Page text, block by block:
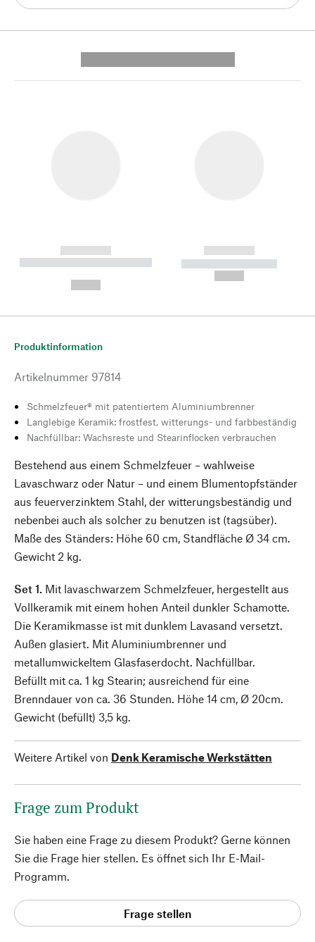
------------
----------- ----------- --------
------------
----------- -----------
Produktinformation
Artikelnummer 97814
Schmelzfeuer® mit patentiertem Aluminiumbrenner
Langlebige Keramik: frostfest, witterungs- und farbbeständig
Nachfüllbar: Wachsreste und Stearinflocken verbrauchen
Bestehend aus einem Schmelzfeuer – wahlweise
Lavaschwarz oder Natur – und einem Blumentopfständer
aus feuerverzinktem Stahl, der witterungsbeständig und
nebenbei auch als solcher zu benutzen ist (tagsüber).
Maße des Ständers: Höhe 60 cm, Standfläche Ø 34 cm.
Gewicht 2 kg.
Set 1. Mit lavaschwarzem Schmelzfeuer, hergestellt aus
Vollkeramik mit einem hohen Anteil dunkler Schamotte.
Die Keramikmasse ist mit dunklem Lavasand versetzt.
Außen glasiert. Mit Aluminiumbrenner und
metallumwickeltem Glasfaserdocht. Nachfüllbar.
Befüllt mit ca. 1 kg Stearin; ausreichend für eine
Brenndauer von ca. 36 Stunden. Höhe 14 cm, Ø 20cm.
Gewicht (befüllt) 3,5 kg.
Weitere Artikel von Denk Keramische Werkstätten
Frage zum Produkt
Sie haben eine Frage zu diesem Produkt? Gerne können
Sie die Frage hier stellen. Es öffnet sich Ihr E-Mail-
Programm.
Frage stellen